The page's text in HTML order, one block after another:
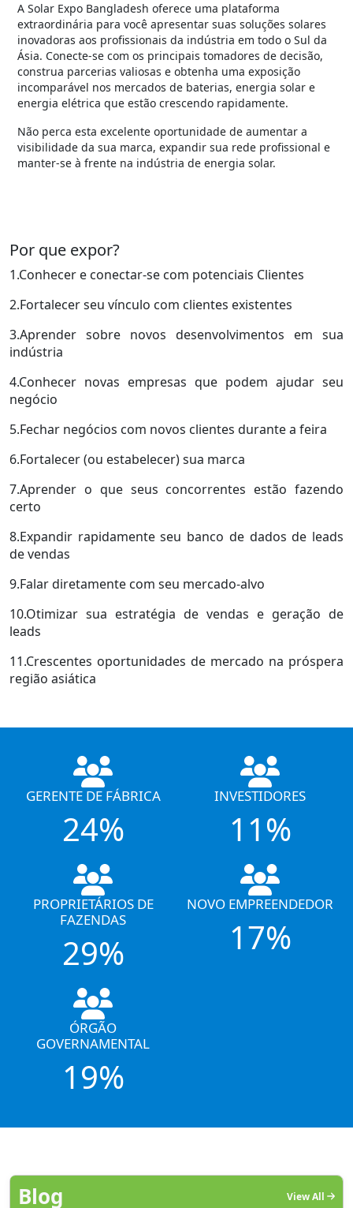
A Solar Expo Bangladesh oferece uma plataforma
extraordinária para você apresentar suas soluções solares
inovadoras aos profissionais da indústria em todo o Sul da
Ásia. Conecte-se com os principais tomadores de decisão,
construa parcerias valiosas e obtenha uma exposição
incomparável nos mercados de baterias, energia solar e
energia elétrica que estão crescendo rapidamente.
Não perca esta excelente oportunidade de aumentar a
visibilidade da sua marca, expandir sua rede profissional e
manter-se à frente na indústria de energia solar.
Por que expor?
1.Conhecer e conectar-se com potenciais Clientes
2.Fortalecer seu vínculo com clientes existentes
3.Aprender sobre novos desenvolvimentos em sua
indústria
4.Conhecer novas empresas que podem ajudar seu
negócio
5.Fechar negócios com novos clientes durante a feira
6.Fortalecer (ou estabelecer) sua marca
7.Aprender o que seus concorrentes estão fazendo
certo
8.Expandir rapidamente seu banco de dados de leads
de vendas
9.Falar diretamente com seu mercado-alvo
10.Otimizar sua estratégia de vendas e geração de
leads
11.Crescentes oportunidades de mercado na próspera
região asiática
GERENTE DE FÁBRICA
24%
INVESTIDORES
11%
PROPRIETÁRIOS DE
FAZENDAS
29%
NOVO EMPREENDEDOR
17%
ÓRGÃO
GOVERNAMENTAL
19%
Blog View All